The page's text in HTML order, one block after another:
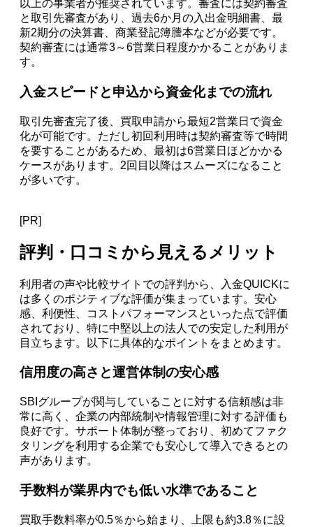
以上の事業者が推奨されています。審査には契約審査
と取引先審査があり、過去6か月の入出金明細書、最
新2期分の決算書、商業登記簿謄本などが必要です。
契約審査には通常3～6営業日程度かかることがありま
す。
入金スピードと申込から資金化までの流れ
取引先審査完了後、買取申請から最短2営業日で資金
化が可能です。ただし初回利用時は契約審査等で時間
を要することがあるため、最初は6営業日ほどかかる
ケースがあります。2回目以降はスムーズになること
が多いです。
[PR]
評判・口コミから見えるメリット
利用者の声や比較サイトでの評判から、入金QUICKに
は多くのポジティブな評価が集まっています。安心
感、利便性、コストパフォーマンスといった点で評価
されており、特に中堅以上の法人での安定した利用が
目立ちます。以下に具体的なポイントをまとめます。
信用度の高さと運営体制の安心感
SBIグループが関与していることに対する信頼感は非
常に高く、企業の内部統制や情報管理に対する評価も
良好です。サポート体制が整っており、初めてファク
タリングを利用する企業でも安心して導入できるとの
声があります。
手数料が業界内でも低い水準であること
買取手数料率が0.5％から始まり、上限も約3.8％に設